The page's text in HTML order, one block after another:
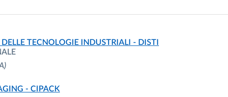
TECNOLOGIE INDUSTRIALI - DISTI
- CIPACK